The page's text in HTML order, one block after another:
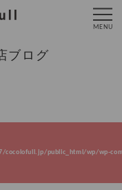
ブログ
cocolofull.jp/public_html/wp/wp-